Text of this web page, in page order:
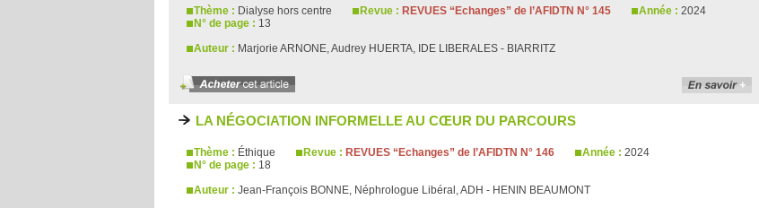
Thème : Dialyse hors centre Revue : REVUES “Echanges” de l’AFIDTN N° 145 Année : 2024
N° de page : 13
Auteur : Marjorie ARNONE, Audrey HUERTA, IDE LIBERALES - BIARRITZ
LA NÉGOCIATION INFORMELLE AU CŒUR DU PARCOURS
Thème : Éthique Revue : REVUES “Echanges” de l’AFIDTN N° 146 Année : 2024
N° de page : 18
Auteur : Jean-François BONNE, Néphrologue Libéral, ADH - HENIN BEAUMONT